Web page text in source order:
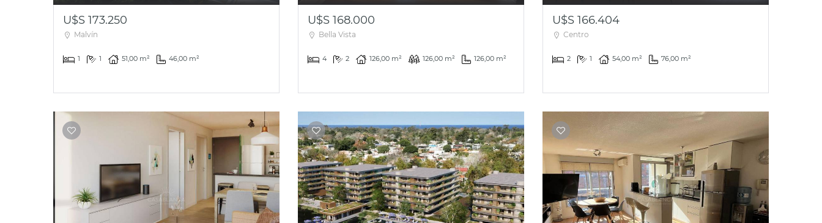
U$S 173.250
Malvín
1 1 51,00 m² 46,00 m²
U$S 168.000
Bella Vista
4 2 126,00 m² 126,00 m² 126,00 m²
U$S 166.404
Centro
2 1 54,00 m² 76,00 m²